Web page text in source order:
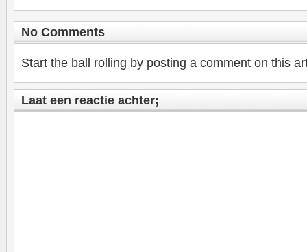
No Comments
Start the ball rolling by posting a comment on this
Laat een reactie achter;